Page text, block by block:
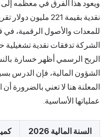
ويعود هذا الفرق في معظمه إلى
نقدية بقيمة 221
للمعدات والأصول الرقمية، في
الشركة تدفقات نقدية
الربح الرسمي أظهر خسارة.
الشؤون المالية، فإن الدرس
المعلنة هنا لا تعني
عملياتها الأساسية.
السنة المالية 2026